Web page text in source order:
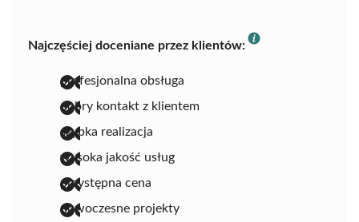
Najczęściej doceniane przez klientów:
profesjonalna obsługa
dobry kontakt z klientem
szybka realizacja
wysoka jakość usług
przystępna cena
nowoczesne projekty